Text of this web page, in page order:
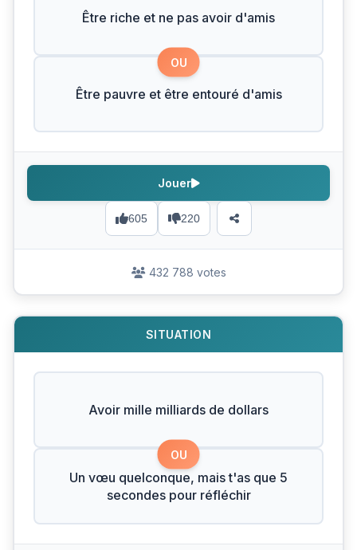
Être riche et ne pas avoir d'amis
OU
Être pauvre et être entouré d'amis
605 220
Jouer
432 788 votes
SITUATION
Avoir mille milliards de dollars
OU
Un vœu quelconque, mais t'as que 5
secondes pour réfléchir